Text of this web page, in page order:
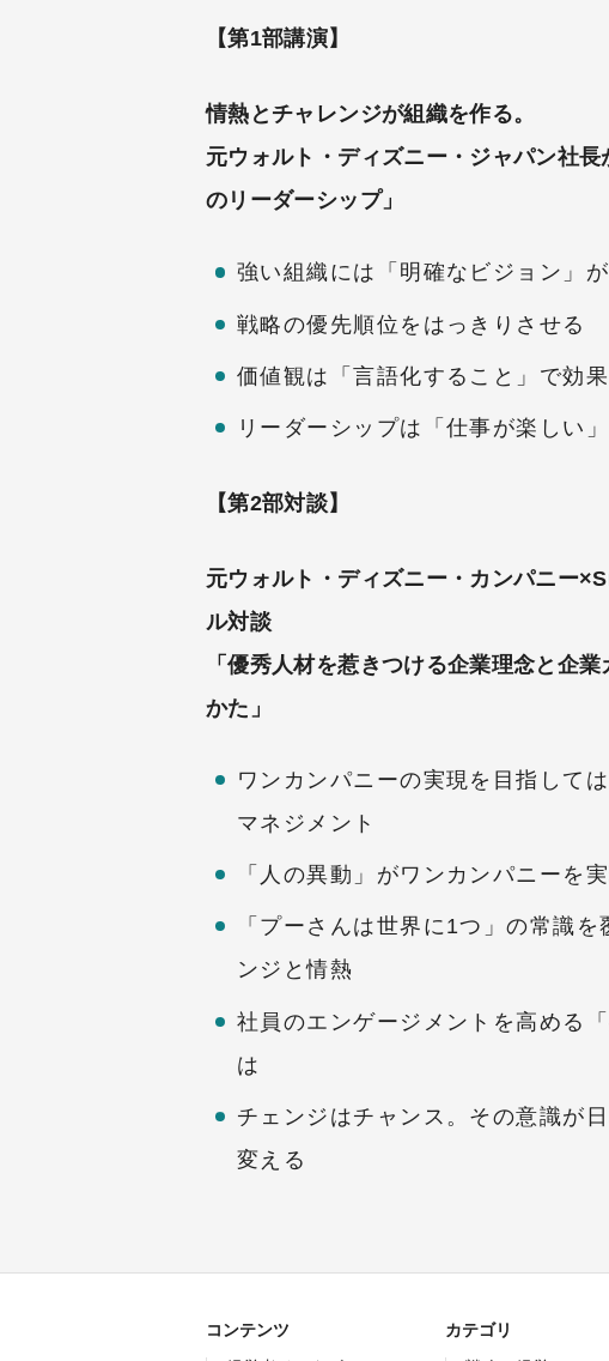
【第1部講演】
情熱とチャレンジが組織を作る。
元ウォルト・ディズニー・ジャパン社長
のリーダーシップ」
強い組織には「明確なビジョン」
戦略の優先順位をはっきりさせる
価値観は「言語化すること」で効
リーダーシップは「仕事が楽しい
【第2部対談】
元ウォルト・ディズニー・カンパニー
ル対談
「優秀人材を惹きつける企業理念と企
かた」
ワンカンパニーの実現を目指して
マネジメント
「人の異動」がワンカンパニーを
「プーさんは世界に1つ」の常識を
ンジと情熱
社員のエンゲージメントを高める
は
チェンジはチャンス。その意識が
変える
コンテンツ
カテゴリ